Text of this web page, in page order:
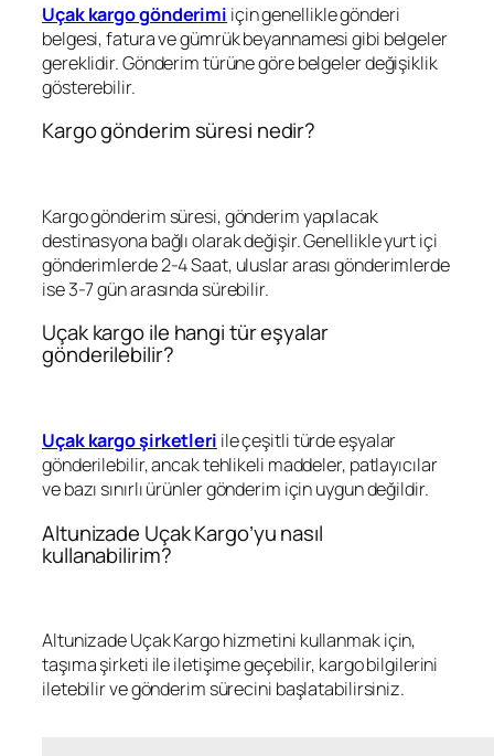
Uçak kargo gönderimi için genellikle gönderi
belgesi, fatura ve gümrük beyannamesi gibi belgeler
gereklidir. Gönderim türüne göre belgeler değişiklik
gösterebilir.
Kargo gönderim süresi nedir?
Kargo gönderim süresi, gönderim yapılacak
destinasyona bağlı olarak değişir. Genellikle yurt içi
gönderimlerde 2-4 Saat, uluslar arası gönderimlerde
ise 3-7 gün arasında sürebilir.
Uçak kargo ile hangi tür eşyalar
gönderilebilir?
Uçak kargo şirketleri ile çeşitli türde eşyalar
gönderilebilir, ancak tehlikeli maddeler, patlayıcılar
ve bazı sınırlı ürünler gönderim için uygun değildir.
Altunizade Uçak Kargo’yu nasıl
kullanabilirim?
Altunizade Uçak Kargo hizmetini kullanmak için,
taşıma şirketi ile iletişime geçebilir, kargo bilgilerini
iletebilir ve gönderim sürecini başlatabilirsiniz.